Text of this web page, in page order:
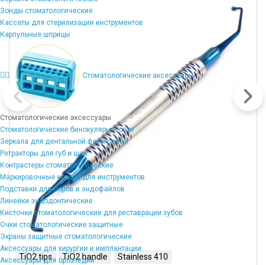
Зонды стоматологические
Кассеты для стерилизации инструментов
Карпульные шприцы
Стоматологические аксессуары
Стоматологические аксессуары
Стоматологические бинокуляры и свет
Зеркала для дентальной фотографии
Ретракторы для губ и щек
Контрастеры стоматологические
Маркировочные кольца для инструментов
Подставки для боров и эндофайлов
Линейки эндодонтические
Кисточки стоматологические для реставрации зубов
Очки стоматологические защитные
Экраны защитные стоматологические
Аксессуары для хирургии и имплантации
Аксессуары для ортопедии
TiO2 tips TiO2 handle Stainless 410